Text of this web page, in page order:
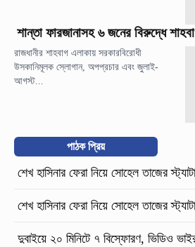
শান্তা ফারজানাসহ ৬ জনের বিরুদ্ধে
রাজধানীর শাহবাগ এলাকায় সরকারবিরোধী
উসকানিমূলক স্লোগান, অপপ্রচার এবং জুলাই-
আগস্ট...
পাঠক প্রিয়
শেখ হাসিনার ফেরা নিয়ে সোহেল তাজের
শেখ হাসিনার ফেরা নিয়ে সোহেল তাজের
দুবাইয়ে ২০ মিনিটে ৭ বিস্ফোরণ, ভিডিও